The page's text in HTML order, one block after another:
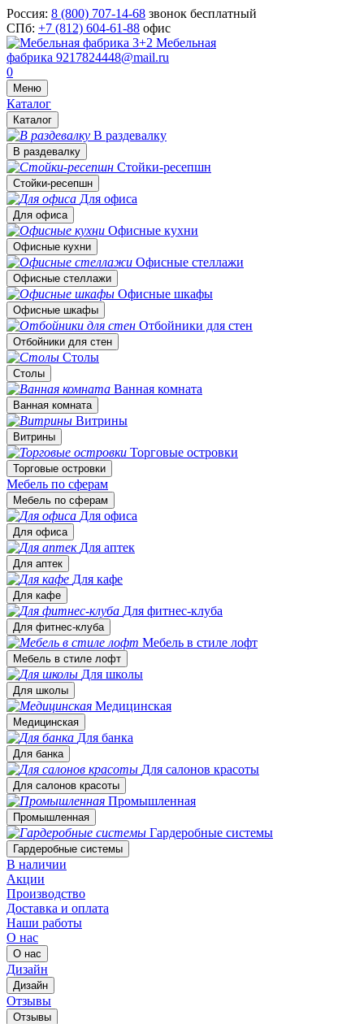
Россия: 8 (800) 707-14-68 звонок бесплатный
СПб: +7 (812) 604-61-88 офис
Мебельная
фабрика 9217824448@mail.ru
0
Меню
Каталог
Каталог
В раздевалку
В раздевалку
Стойки-ресепшн
Стойки-ресепшн
Для офиса
Для офиса
Офисные кухни
Офисные кухни
Офисные стеллажи
Офисные стеллажи
Офисные шкафы
Офисные шкафы
Отбойники для стен
Отбойники для стен
Столы
Столы
Ванная комната
Ванная комната
Витрины
Витрины
Торговые островки
Торговые островки
Мебель по сферам
Мебель по сферам
Для офиса
Для офиса
Для аптек
Для аптек
Для кафе
Для кафе
Для фитнес-клуба
Для фитнес-клуба
Мебель в стиле лофт
Мебель в стиле лофт
Для школы
Для школы
Медицинская
Медицинская
Для банка
Для банка
Для салонов красоты
Для салонов красоты
Промышленная
Промышленная
Гардеробные системы
Гардеробные системы
В наличии
Акции
Производство
Доставка и оплата
Наши работы
О нас
О нас
Дизайн
Дизайн
Отзывы
Отзывы